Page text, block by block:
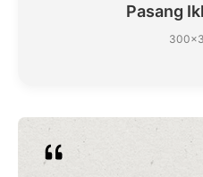
Pasang